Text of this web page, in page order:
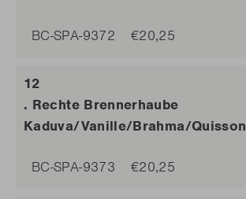
BC-SPA-9372 €20,25
. Rechte Brennerhaube
Kaduva/Vanille/Brahma/Quisson
BC-SPA-9373 €20,25